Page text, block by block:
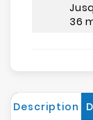
36
Description